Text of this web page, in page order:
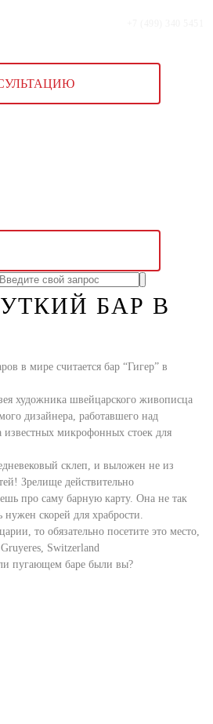
БАР В
в мире считается бар “Гигер” в
художника швейцарского живописца
дизайнера, работавшего над
микрофонных стоек для
склеп, и выложен не из
Зрелище действительно
про саму барную карту. Она не так
нужен скорей для храбрости.
то обязательно посетите это место,
Switzerland
пугающем баре были вы?